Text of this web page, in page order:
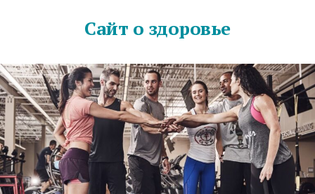
Сайт о здоровье